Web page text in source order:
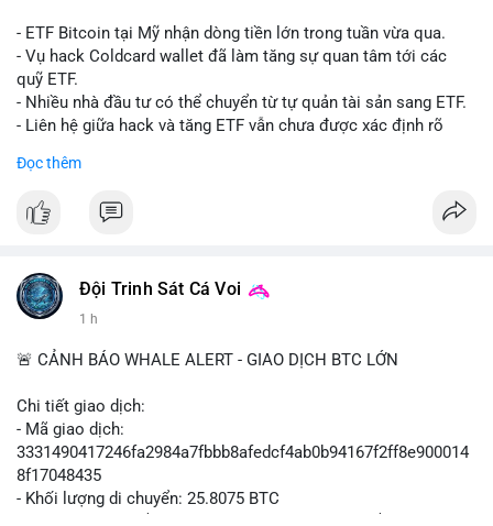
theo khung mới nghiêm ngặt.
- Tòa án Nga công nhận crypto là tài sản pháp lý, thiết lập tiền
lệ cho các vụ án hình sự và dân sự.
- Trump hy vọng ký luật cơ cấu thị trường crypto sớm, dù vẫn
còn rào cản pháp lý.
tiền trộm được chuyển sang Ethereum.
nhân viên, cho phép nhận phần lương bằng BTC.
#sand
#skr #dvt
$btc $eth $sol $xrp $cc $sky $sand $skr $dvt
📰 Nguồn: Decrypt
- ETF Bitcoin tại Mỹ nhận dòng tiền lớn trong tuần vừa qua.
- Vụ hack Coldcard wallet đã làm tăng sự quan tâm tới các
quỹ ETF.
- Nhiều nhà đầu tư có thể chuyển từ tự quản tài sản sang ETF.
- Liên hệ giữa hack và tăng ETF vẫn chưa được xác định rõ
#vlikevn #titanbot
Đọc thêm
Đội Trinh Sát Cá Voi
1 h
🚨 CẢNH BÁO WHALE ALERT - GIAO DỊCH BTC LỚN
Chi tiết giao dịch:
- Mã giao dịch:
3331490417246fa2984a7fbbb8afedcf4ab0b94167f2ff8e900014
8f17048435
- Khối lượng di chuyển: 25.8075 BTC